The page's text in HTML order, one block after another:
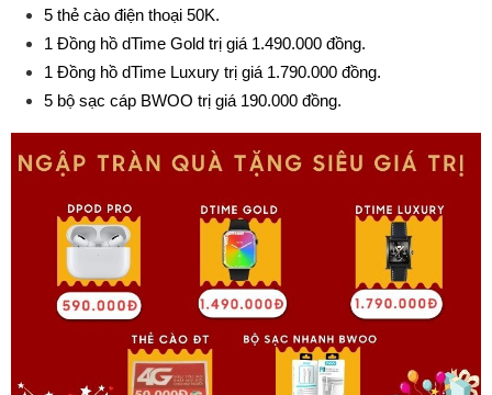
5 thẻ cào điện thoại 50K.
1 Đồng hồ dTime Gold trị giá 1.490.000 đồng.
1 Đồng hồ dTime Luxury trị giá 1.790.000 đồng.
5 bộ sạc cáp BWOO trị giá 190.000 đồng.